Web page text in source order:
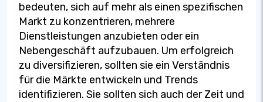
bedeuten, sich auf mehr als einen spezifischen
Markt zu konzentrieren, mehrere
Dienstleistungen anzubieten oder ein
Nebengeschäft aufzubauen. Um erfolgreich
zu diversifizieren, sollten sie ein Verständnis
für die Märkte entwickeln und Trends
identifizieren. Sie sollten sich auch der Zeit und